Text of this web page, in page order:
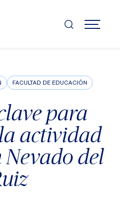
MENÚ
FACULTAD DE EDUCACIÓN
para
actividad
del